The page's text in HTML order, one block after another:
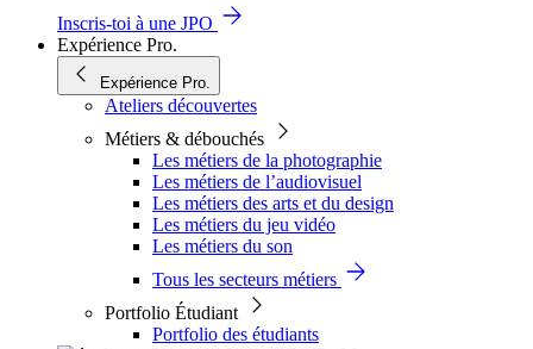
Inscris-toi à une JPO
Expérience Pro.
Expérience Pro.
Ateliers découvertes
Métiers & débouchés
Les métiers de la photographie
Les métiers de l’audiovisuel
Les métiers des arts et du design
Les métiers du jeu vidéo
Les métiers du son
Tous les secteurs métiers
Portfolio Étudiant
Portfolio des étudiants